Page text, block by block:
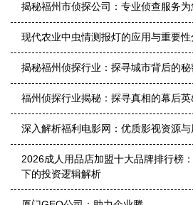
揭秘福州市侦探公司：专业侦查服务
现代农业中虫情测报灯的应用与重要性
揭秘福州侦探行业：探寻城市背后的
福州侦探行业揭秘：探寻真相的幕后英
深入解析福利电影网：优质影视资源
2026成人用品店加盟十大品牌排行榜
下的投资逻辑解析